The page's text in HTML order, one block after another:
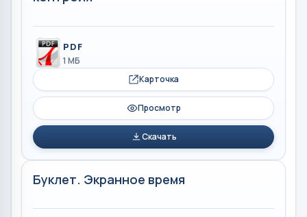
PDF
1 МБ
Карточка
Просмотр
Скачать
Буклет. Экранное время